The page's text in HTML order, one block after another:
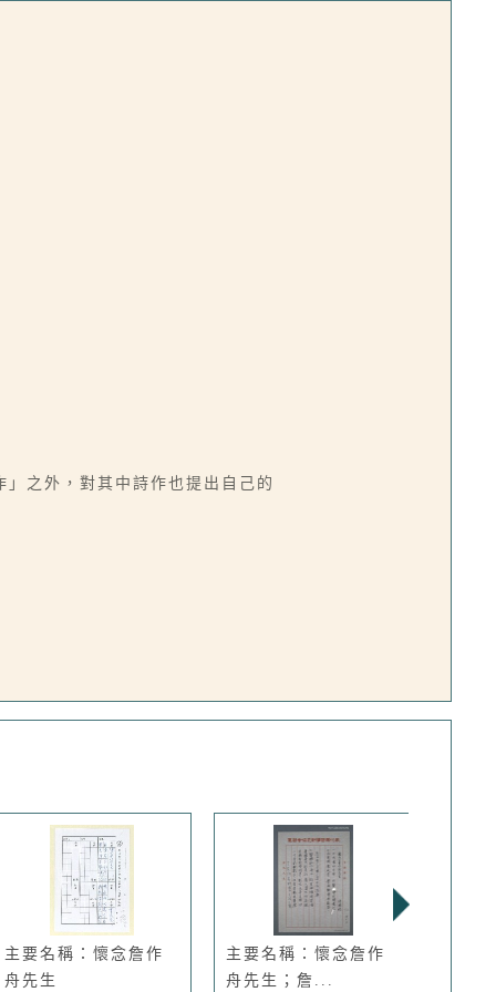
之外，對其中詩作也提出自己的
主要名稱：懷念詹作
舟先生
主要名稱：懷念詹作
舟先生；詹...